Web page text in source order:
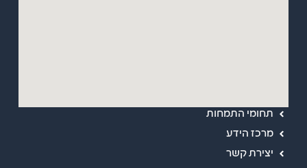
תחומי התמחות
מרכז הידע
יצירת קשר